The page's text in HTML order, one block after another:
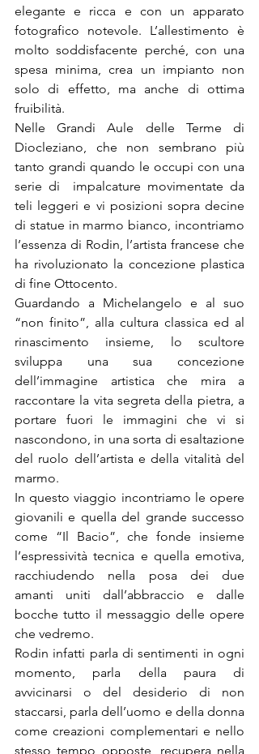
elegante e ricca e con un apparato
fotografico notevole. L’allestimento è
molto soddisfacente perché, con una
spesa minima, crea un impianto non
solo di effetto, ma anche di ottima
fruibilità.
Nelle Grandi Aule delle Terme di
Diocleziano, che non sembrano più
tanto grandi quando le occupi con una
serie di  impalcature movimentate da
teli leggeri e vi posizioni sopra decine
di statue in marmo bianco, incontriamo
l’essenza di Rodin, l’artista francese che
ha rivoluzionato la concezione plastica
di fine Ottocento.
Guardando a Michelangelo e al suo
“non finito”, alla cultura classica ed al
rinascimento insieme, lo scultore
sviluppa una sua concezione
dell’immagine artistica che mira a
raccontare la vita segreta della pietra, a
portare fuori le immagini che vi si
nascondono, in una sorta di esaltazione
del ruolo dell’artista e della vitalità del
marmo.
In questo viaggio incontriamo le opere
giovanili e quella del grande successo
come “Il Bacio”, che fonde insieme
l’espressività tecnica e quella emotiva,
racchiudendo nella posa dei due
amanti uniti dall’abbraccio e dalle
bocche tutto il messaggio delle opere
che vedremo.
Rodin infatti parla di sentimenti in ogni
momento, parla della paura di
avvicinarsi o del desiderio di non
staccarsi, parla dell’uomo e della donna
come creazioni complementari e nello
stesso tempo opposte, recupera nella